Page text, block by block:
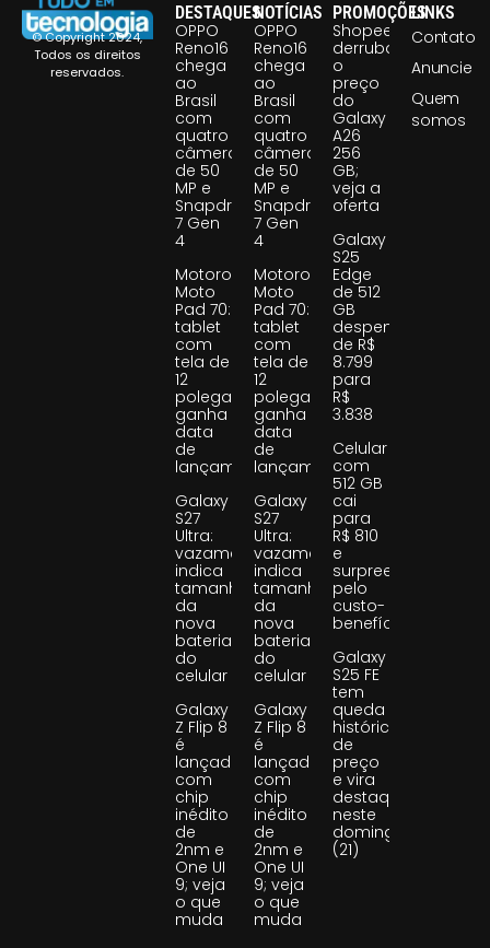
© Copyright 2024,
Todos os direitos
reservados.
DESTAQUES
OPPO
Reno16
chega
ao
Brasil
com
quatro
câmeras
de 50
MP e
Snapdragon
7 Gen
4
Motorola
Moto
Pad 70:
tablet
com
tela de
12
polegadas
ganha
data
de
lançamento
Galaxy
S27
Ultra:
vazamento
indica
tamanho
da
nova
bateria
do
celular
Galaxy
Z Flip 8
é
lançado
com
chip
inédito
de
2nm e
One UI
9; veja
o que
muda
NOTÍCIAS
OPPO
Reno16
chega
ao
Brasil
com
quatro
câmeras
de 50
MP e
Snapdragon
7 Gen
4
Motorola
Moto
Pad 70:
tablet
com
tela de
12
polegadas
ganha
data
de
lançamento
Galaxy
S27
Ultra:
vazamento
indica
tamanho
da
nova
bateria
do
celular
Galaxy
Z Flip 8
é
lançado
com
chip
inédito
de
2nm e
One UI
9; veja
o que
muda
PROMOÇÕES
Shopee
derruba
o
preço
do
Galaxy
A26
256
GB;
veja a
oferta
Galaxy
S25
Edge
de 512
GB
despenca
de R$
8.799
para
R$
3.838
Celular
com
512 GB
cai
para
R$ 810
e
surpreende
pelo
custo-
benefício
Galaxy
S25 FE
tem
queda
histórica
de
preço
e vira
destaque
neste
domingo
(21)
LINKS
Contato
Anuncie
Quem
somos